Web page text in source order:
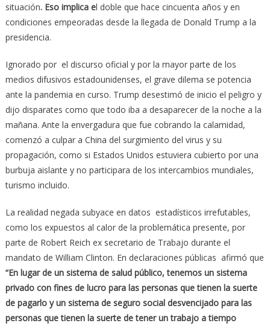
situación. Eso implica el doble que hace cincuenta años y en
condiciones empeoradas desde la llegada de Donald Trump a la
presidencia.
Ignorado por el discurso oficial y por la mayor parte de los
medios difusivos estadounidenses, el grave dilema se potencia
ante la pandemia en curso. Trump desestimó de inicio el peligro y
dijo disparates como que todo iba a desaparecer de la noche a la
mañana. Ante la envergadura que fue cobrando la calamidad,
comenzó a culpar a China del surgimiento del virus y su
propagación, como si Estados Unidos estuviera cubierto por una
burbuja aislante y no participara de los intercambios mundiales,
turismo incluido.
La realidad negada subyace en datos estadísticos irrefutables,
como los expuestos al calor de la problemática presente, por
parte de Robert Reich ex secretario de Trabajo durante el
mandato de William Clinton. En declaraciones públicas afirmó que
“En lugar de un sistema de salud público, tenemos un sistema
privado con fines de lucro para las personas que tienen la suerte
de pagarloy un sistema de seguro social desvencijado para las
personas que tienen la suerte de tener un trabajo a tiempo